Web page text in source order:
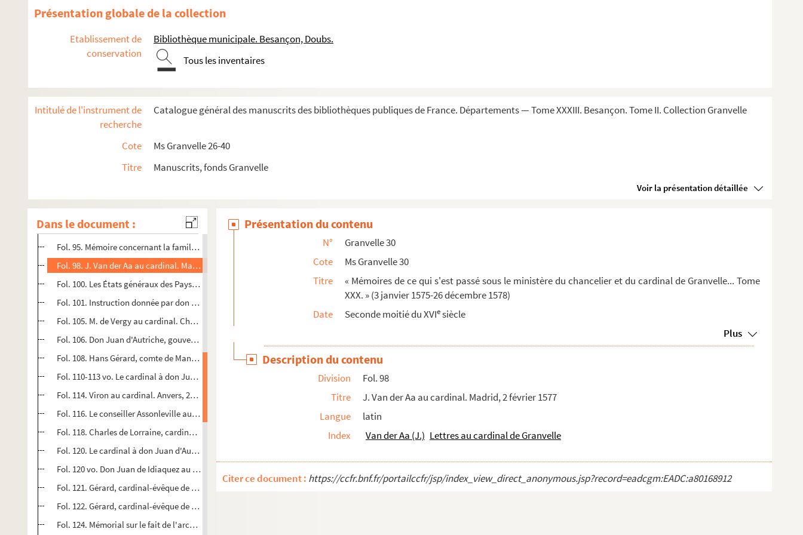
Présentation globale de la collection
Etablissement de
conservation
Bibliothèque municipale. Besançon, Doubs.
Tous les inventaires
Intitulé de l'instrument de
recherche
Catalogue général des manuscrits des bibliothèques publiques de France. Départements — Tome XXXIII. Besançon. Tome II. Collection Granvelle
Cote
Ms Granvelle 26-40
Titre
Manuscrits, fonds Granvelle
Voir la présentation détaillée
Dans le document :
Fol. 75. Viron au cardinal. Bruxelles, 30 mai 1575
Fol. 80. Bonnet Jacquemet au cardinal. 8 juin 1575 (passages chiffrés)
Fol. 82. Philippe de Croy, duc d'Arschot, au cardinal. Henrele, 9 juillet 1575
Fol. 88. Joachim Hopperus au commendador maior de Castille don Luis de Requesens. Madrid, 20 août 1575
Fol. 89. Requête de Jean de Mepsche, lieutenant de Groningue, au roi Philippe II. Groningue, 10 septembre 157...
Fol. 85 bis. Bonnet Jacquemet au cardinal. Lesnay, 24 novembre 1575. (Sign. ; cette lettre doit être placée dans ...
Fol. 90 bis. Adresse de l'assemblée des États des Pays-Bas réunie à Bruxelles. 2 octobre 1576
Fol. 94. Instruction pour Jean d'Allamont, seigneur de Malandry, gouverneur de Montmédy, envoyé vers les État...
Fol. 95. Mémoire concernant la famille d'Allamont
Fol. 98. J. Van der Aa au cardinal. Madrid, 2 février 1577
Fol. 100. Les États généraux des Pays-Bas, et, en leur nom, Cornelius Weellemans, au baron de Hierges, capitai...
Fol. 101. Instruction donnée par don Juan d'Autriche au s
de Gomicourt envoyé à Luxembourg. Namur, 6 août 15...
Fol. 105. M. de Vergy au cardinal. Champlitte, 23 septembre 1577
Fol. 106. Don Juan d'Autriche, gouverneur général, aux gens tenant la cour de Dole. Namur, 1
Fol. 108. Hans Gérard, comte de Manderscheyt, au cardinal. Gerolstein, 6 décembre 1577
Fol. 110-113 vo. Le cardinal à don Juan d'Autriche. Rome, 20 novembre 1577, 11 janvier et 21 février 1578
Fol. 114. Viron au cardinal. Anvers, 28 mars 1567, avant Pâques
Fol. 116. Le conseiller Assonleville au cardinal. Louvain, 1
Fol. 118. Charles de Lorraine, cardinal de Vaudémont, au cardinal. Neufchâteau, 14 avril 1578
Fol. 120. Le cardinal à don Juan d'Autriche. Rome, 28 avril 1578
Fol. 120 vo. Don Juan de Idiaquez au cardinal (S. l.). Janvier 1580
Fol. 121. Gérard, cardinal-évêque de Liège, au cardinal. Liège, 29 avril 1578
Fol. 122. Gérard, cardinal-évêque de Liège au pape. Liège, 29 avril 1578
Fol. 124. Mémorial sur le fait de l'archidiaconé de Hasbaigne à traiter avec le cardinal. Liège, 29 avril 1578
Présentation du contenu
N°
Granvelle 30
Cote
Ms Granvelle 30
Titre
« Mémoires de ce qui s'est passé sous le ministère du chancelier et du cardinal de Granvelle... Tome
XXX. » (3 janvier 1575-26 décembre 1578)
Date
Seconde moitié du XVIesiècle
Plus
Description du contenu
Division
Fol. 98
Titre
J. Van der Aa au cardinal. Madrid, 2 février 1577
Langue
latin
Index
Van der Aa (J.) Lettres au cardinal de Granvelle
Citer ce document : https://ccfr.bnf.fr/portailccfr/jsp/index_view_direct_anonymous.jsp?record=eadcgm:EADC:a80168912